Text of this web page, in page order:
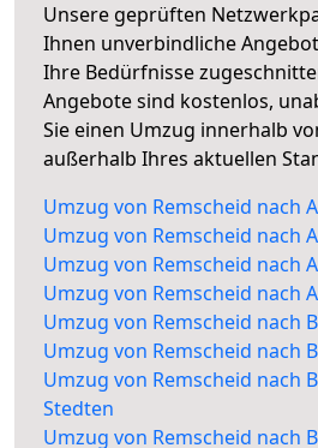
Unsere geprüften
Ihnen unverbindliche
Ihre Bedürfnisse
Angebote sind kostenlos,
Sie einen Umzug innerhalb
außerhalb Ihres aktuellen
Umzug von Remscheid nach
Umzug von Remscheid nach
Umzug von Remscheid nach
Umzug von Remscheid nach
Umzug von Remscheid nach
Umzug von Remscheid nach
Umzug von Remscheid nach
Stedten
Umzug von Remscheid nach